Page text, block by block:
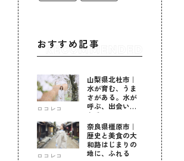
おすすめ記事
ロコレコ
山梨県北杜市｜
水が育む、うま
さがある。水が
呼ぶ、出会いが
ある。
ロコレコ
奈良県橿原市｜
歴史と美食の大
和路はじまりの
地に、ふれる